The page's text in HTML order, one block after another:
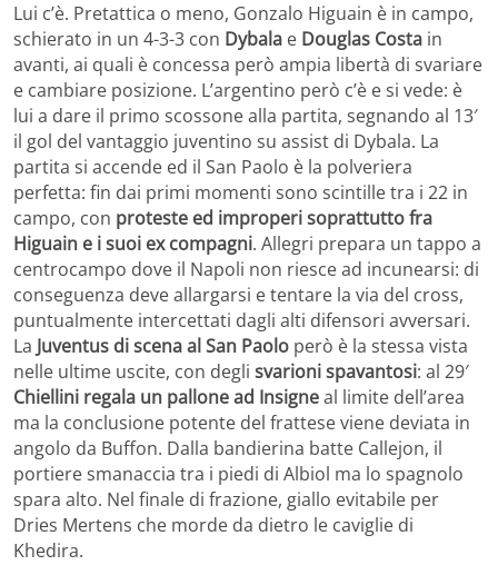
Lui c’è. Pretattica o meno, Gonzalo Higuain è in campo,
schierato in un 4-3-3 con Dybala e Douglas Costa in
avanti, ai quali è concessa però ampia libertà di svariare
e cambiare posizione. L’argentino però c’è e si vede: è
lui a dare il primo scossone alla partita, segnando al 13′
il gol del vantaggio juventino su assist di Dybala. La
partita si accende ed il San Paolo è la polveriera
perfetta: fin dai primi momenti sono scintille tra i 22 in
campo, con proteste ed improperi soprattutto fra
Higuain e i suoi ex compagni. Allegri prepara un tappo a
centrocampo dove il Napoli non riesce ad incunearsi: di
conseguenza deve allargarsi e tentare la via del cross,
puntualmente intercettati dagli alti difensori avversari.
La Juventus di scena al San Paolo però è la stessa vista
nelle ultime uscite, con degli svarioni spavantosi: al 29′
Chiellini regala un pallone ad Insigneal limite dell’area
ma la conclusione potente del frattese viene deviata in
angolo da Buffon. Dalla bandierina batte Callejon, il
portiere smanaccia tra i piedi di Albiol ma lo spagnolo
spara alto. Nel finale di frazione, giallo evitabile per
Dries Mertens che morde da dietro le caviglie di
Khedira.